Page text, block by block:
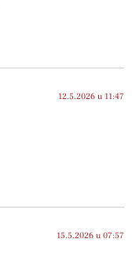
12.5.2026 u 11:47
15.5.2026 u 07:57